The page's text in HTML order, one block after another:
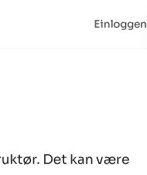
Einloggen
Det kan være